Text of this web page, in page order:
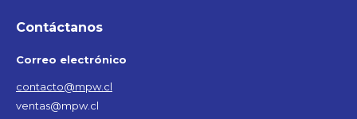
Contáctanos
Correo electrónico
contacto@mpw.cl
ventas@mpw.cl